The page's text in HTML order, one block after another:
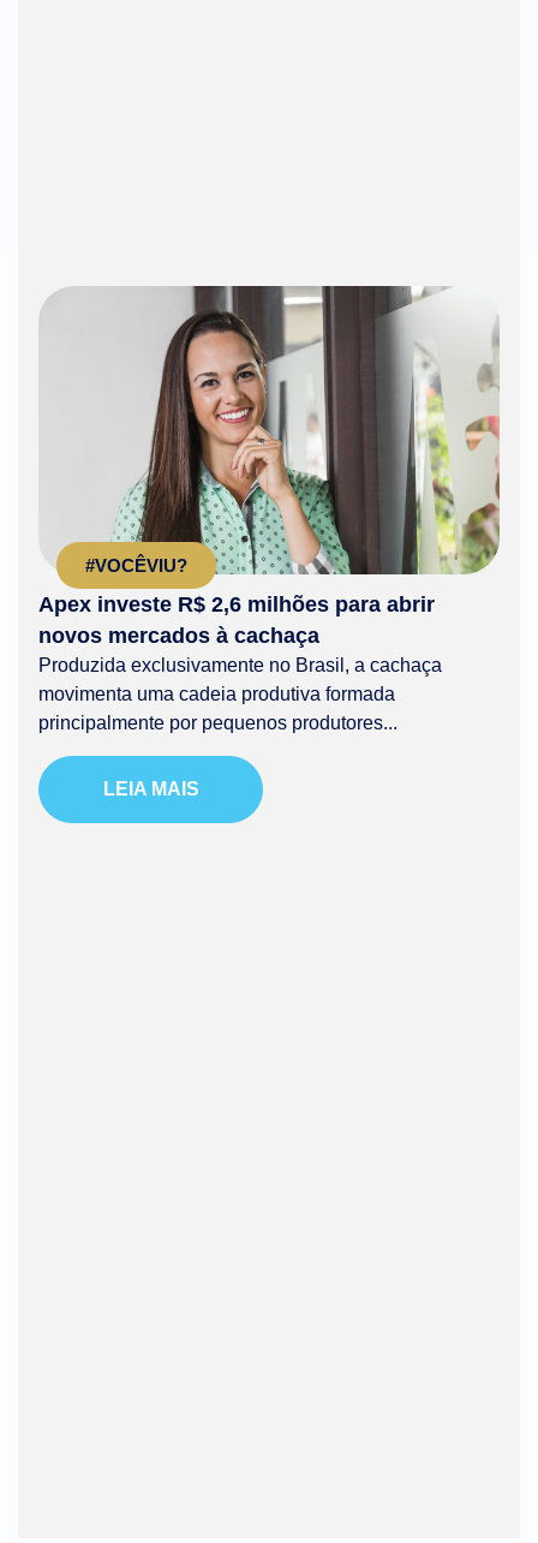
#VOCÊVIU?
Apex investe R$ 2,6 milhões para abrir
novos mercados à cachaça
Produzida exclusivamente no Brasil, a cachaça
movimenta uma cadeia produtiva formada
principalmente por pequenos produtores...
LEIA MAIS